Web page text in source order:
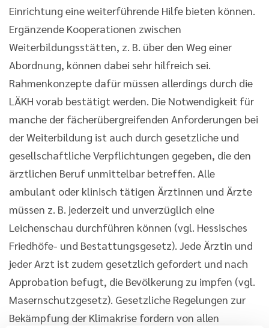
Einrichtung eine weiterführende Hilfe bieten können.
Ergänzende Kooperationen zwischen
Weiterbildungsstätten, z. B. über den Weg einer
Abordnung, können dabei sehr hilfreich sei.
Rahmenkonzepte dafür müssen allerdings durch die
LÄKH vorab bestätigt werden. Die Notwendigkeit für
manche der fächerübergreifenden Anforderungen bei
der Weiterbildung ist auch durch gesetzliche und
gesellschaftliche Verpflichtungen gegeben, die den
ärztlichen Beruf unmittelbar betreffen. Alle
ambulant oder klinisch tätigen Ärztinnen und Ärzte
müssen z. B. jederzeit und unverzüglich eine
Leichenschau durchführen können (vgl. Hessisches
Friedhöfe- und Bestattungsgesetz). Jede Ärztin und
jeder Arzt ist zudem gesetzlich gefordert und nach
Approbation befugt, die Bevölkerung zu impfen (vgl.
Masernschutzgesetz). Gesetzliche Regelungen zur
Bekämpfung der Klimakrise fordern von allen